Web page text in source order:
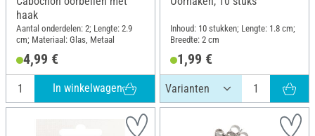
haak
Aantal onderdelen: 2; Lengte: 2.9
cm; Materiaal: Glas, Metaal
4,99 €
In winkelwagen
Inhoud: 10 stukken; Lengte: 1.8 cm;
Breedte: 2 cm
1,99 €